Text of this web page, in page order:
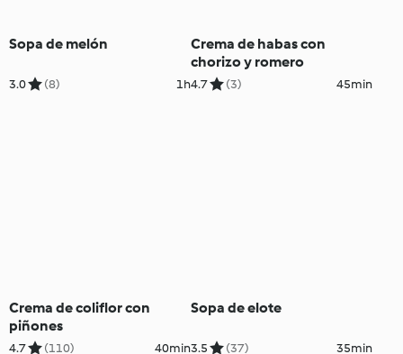
Sopa de melón
3.0 (8) 1h
Crema de habas con
chorizo y romero
4.7 (3) 45min
Crema de coliflor con
piñones
4.7 (110) 40min
Sopa de elote
3.5 (37) 35min